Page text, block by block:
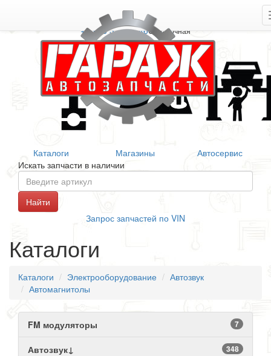
+7 906 377 46 46Справочная
Каталоги Магазины
Автосервис
Искать запчасти в наличии
Запрос запчастей по VIN
Каталоги
Каталоги Электрооборудование
Автозвук
Автомагнитолы
FM модуляторы 7
Автозвук↓ 348